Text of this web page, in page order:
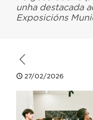
unha destacada
Exposicións
27/02/2026